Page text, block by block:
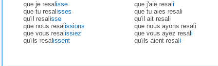
que je resalisse
que tu resalisses
qu'il resalisse
que nous resalissions
que vous resalissiez
qu'ils resalissent
que j'aie resali
que tu aies resali
qu'il ait resali
que nous ayons resali
que vous ayez resali
qu'ils aient resali